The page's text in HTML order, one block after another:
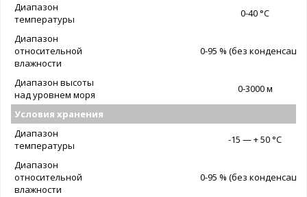
Диапазон
температуры
0-40 °C
Диапазон
относительной
влажности
0-95 % (без
Диапазон высоты
над уровнем моря
0-3000 м
Условия хранения
Диапазон
температуры
-15 — + 50 °C
Диапазон
относительной
влажности
0-95 % (без